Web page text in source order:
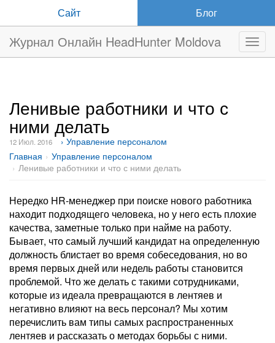
Сайт Блог
Журнал Онлайн HeadHunter Moldova
Ленивые работники и что с
ними делать
12 Июл. 2016
› Управление персоналом
Главная
Управление персоналом
Ленивые работники и что с ними делать
Нередко HR-менеджер при поиске нового работника
находит подходящего человека, но у него есть плохие
качества, заметные только при найме на работу.
Бывает, что самый лучший кандидат на определенную
должность блистает во время собеседования, но во
время первых дней или недель работы становится
проблемой. Что же делать с такими сотрудниками,
которые из идеала превращаются в лентяев и
негативно влияют на весь персонал? Мы хотим
перечислить вам типы самых распространенных
лентяев и рассказать о методах борьбы с ними.